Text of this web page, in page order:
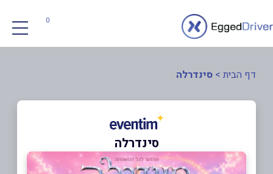
0
דף הבית > סינדרלה
סינדרלה